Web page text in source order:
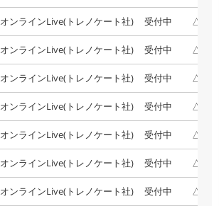
オンラインLive(トレノケート社) 受付中 △残
オンラインLive(トレノケート社) 受付中 △残
オンラインLive(トレノケート社) 受付中 △残
オンラインLive(トレノケート社) 受付中 △残
オンラインLive(トレノケート社) 受付中 △残
オンラインLive(トレノケート社) 受付中 △残
オンラインLive(トレノケート社) 受付中 △残